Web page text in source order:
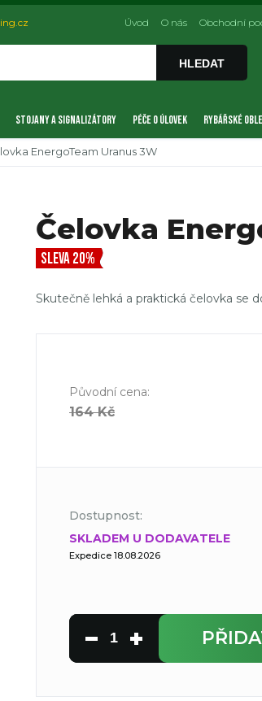
HLEDAT
Úvod O nás Obchodní
STOJANY A SIGNALIZÁTORY PÉČE O ÚLOVEK RYBÁŘSKÉ
EnergoTeam Uranus 3W
Čelovka
SLEVA 20%
Skutečně lehká a praktická čelovka se
Původní cena:
164 Kč
Dostupnost:
SKLADEM U DODAVATELE
Expedice 18.08.2026